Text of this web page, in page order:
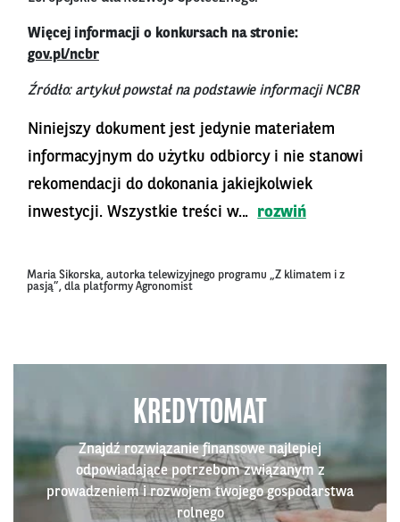
Więcej informacji o konkursach na stronie:
gov.pl/ncbr
Źródło: artykuł powstał na podstawie informacji NCBR
Niniejszy dokument jest jedynie materiałem
informacyjnym do użytku odbiorcy i nie stanowi
rekomendacji do dokonania jakiejkolwiek
inwestycji. Wszystkie treści w...
rozwiń
Maria Sikorska, autorka telewizyjnego programu „Z klimatem i z
pasją”, dla platformy Agronomist
KREDYTOMAT
Znajdź rozwiązanie finansowe najlepiej
odpowiadające potrzebom związanym z
prowadzeniem i rozwojem twojego gospodarstwa
rolnego